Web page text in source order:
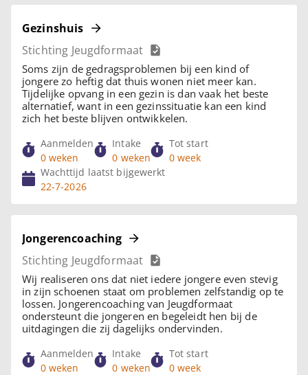
Gezinshuis
Stichting Jeugdformaat
Soms zijn de gedragsproblemen bij een kind of
jongere zo heftig dat thuis wonen niet meer kan.
Tijdelijke opvang in een gezin is dan vaak het beste
alternatief, want in een gezinssituatie kan een kind
zich het beste blijven ontwikkelen.
Aanmelden
0 weken
Intake
0 weken
Tot start
0 week
Wachttijd laatst bijgewerkt
22-7-2026
Jongerencoaching
Stichting Jeugdformaat
Wij realiseren ons dat niet iedere jongere even stevig
in zijn schoenen staat om problemen zelfstandig op te
lossen. Jongerencoaching van Jeugdformaat
ondersteunt die jongeren en begeleidt hen bij de
uitdagingen die zij dagelijks ondervinden.
Aanmelden
0 weken
Intake
0 weken
Tot start
0 week